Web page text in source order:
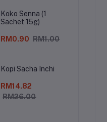
Koko Senna (1
Sachet 15g)
RM0.90 RM1.00
Kopi Sacha Inchi
RM14.82
RM26.00